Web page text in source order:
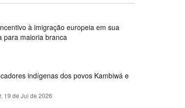
à imigração europeia em sua
para maioria branca
indígenas dos povos Kambiwá e
19 de Jul de 2026